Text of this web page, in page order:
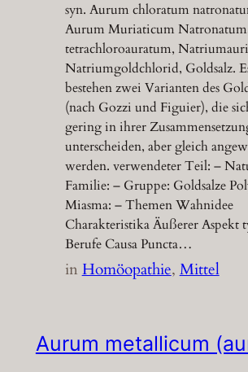
syn. Aurum chloratum
Aurum Muriaticum
tetrachloroauratum,
Natriumgoldchlorid, Goldsalz.
bestehen zwei Varianten des
(nach Gozzi und Figuier), die
gering in ihrer
unterscheiden, aber gleich
werden. verwendeter Teil: –
Familie: – Gruppe: Goldsalze
Miasma: – Themen Wahnidee
Charakteristika Äußerer Aspekt
Berufe Causa Puncta…
inHomöopathie, Mittel
Aurum metallicum